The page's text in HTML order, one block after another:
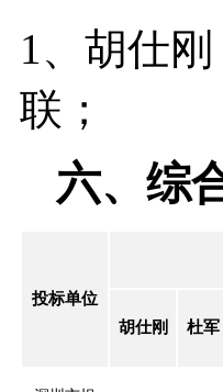
1、胡仕刚
联 ；
六、 综
投标单位
胡仕刚 杜军